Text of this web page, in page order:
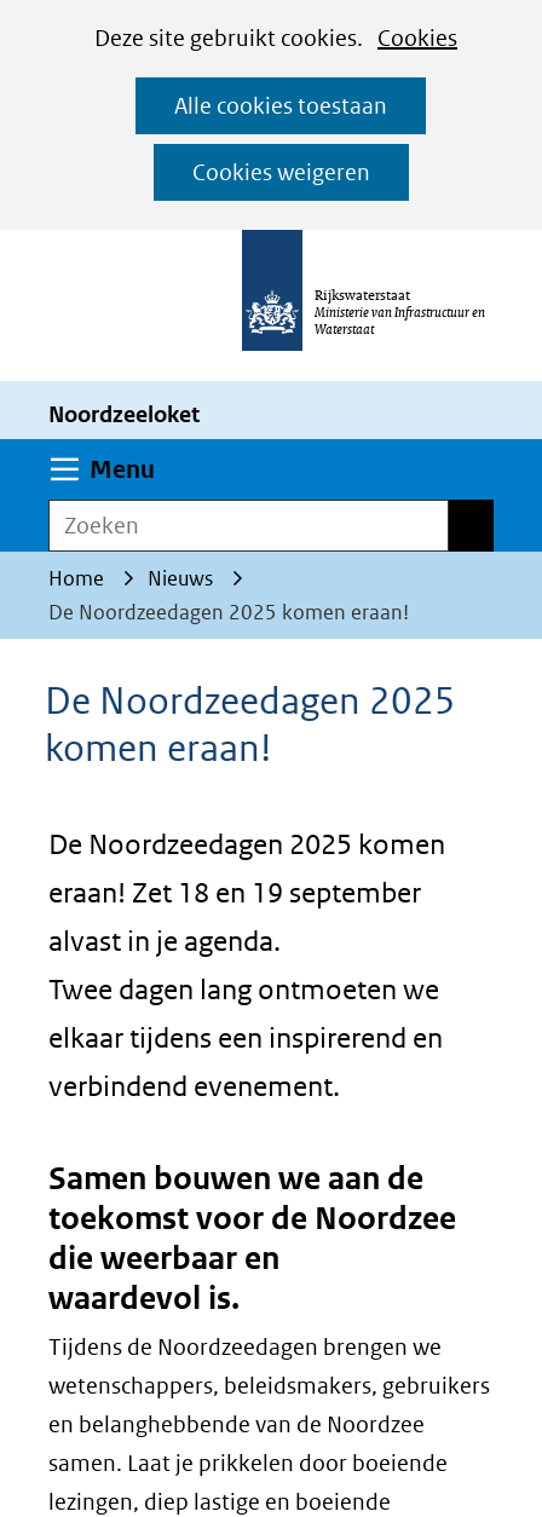
CookiesDeze site gebruikt cookies. Cookies
worden
toegestaan
geweigerd.
Alle cookies toestaan
Cookies weigeren
Ga
naar
de
inhoud
Rijkswaterstaat
Ministerie van Infrastructuur en
Waterstaat
Noordzeeloket
Menu
Zoeken
Home
Nieuws
De Noordzeedagen 2025 komen eraan!
De Noordzeedagen 2025
komen eraan!
De Noordzeedagen 2025 komen
eraan! Zet 18 en 19 september
alvast in je agenda.
Twee dagen lang ontmoeten we
elkaar tijdens een inspirerend en
verbindend evenement.
Samen bouwen we aan de
toekomst voor de Noordzee
die weerbaar en
waardevol is.
Tijdens de Noordzeedagen brengen we
wetenschappers, beleidsmakers, gebruikers
en belanghebbende van de Noordzee
samen. Laat je prikkelen door boeiende
lezingen, diep lastige en boeiende